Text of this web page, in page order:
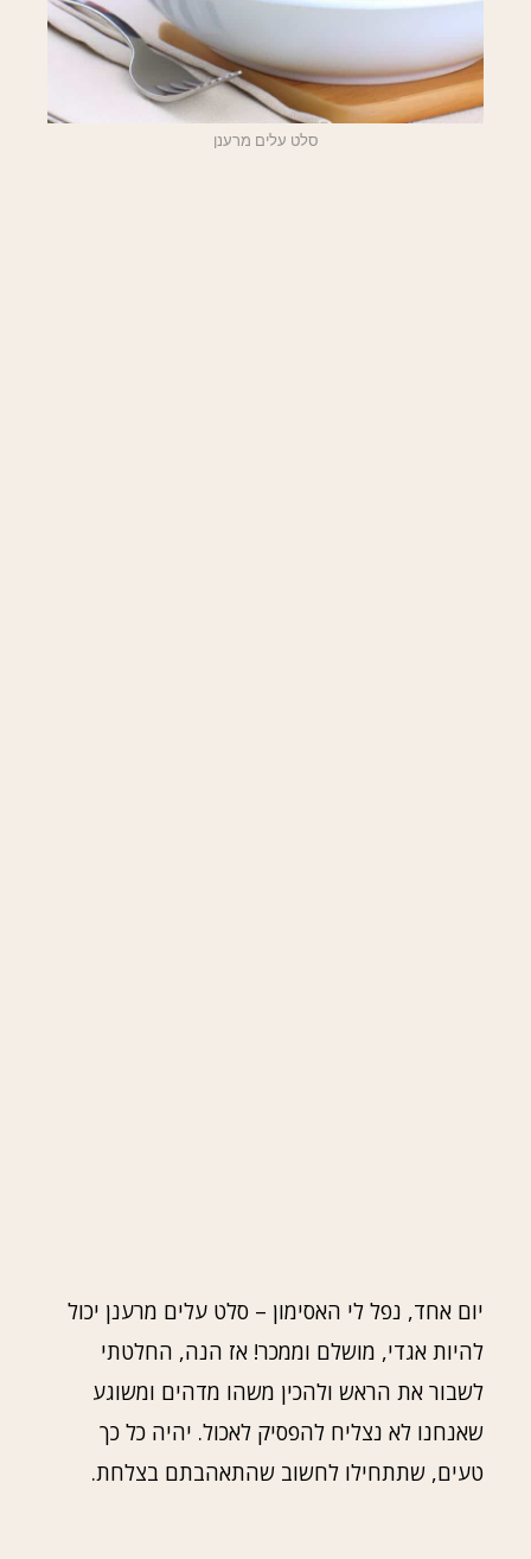
סלט עלים מרענן
יום אחד, נפל לי האסימון – סלט עלים מרענן יכול
להיות אגדי, מושלם וממכר! אז הנה, החלטתי
לשבור את הראש ולהכין משהו מדהים ומשוגע
שאנחנו לא נצליח להפסיק לאכול. יהיה כל כך
טעים, שתתחילו לחשוב שהתאהבתם בצלחת.